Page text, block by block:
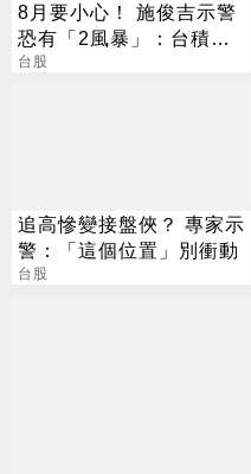
8月要小心！ 施俊吉示警
恐有「2風暴」：台積電
也難逃
台股
追高慘變接盤俠？ 專家示
警：「這個位置」別衝動
台股